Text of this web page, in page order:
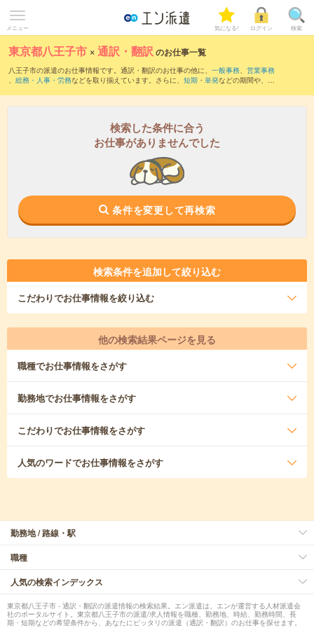
メニュー 気になる! ログイン 検索
東京都八王子市 ×通訳・翻訳のお仕事一覧
八王子市の派遣のお仕事情報です。通訳・翻訳のお仕事の他に、 一般事務、 営業事務
、 総務・人事・労務などを取り揃えています。さらに、 短期 ・ 単発などの期間や、 職
検索した条件に合う
お仕事がありませんでした
条件を変更して再検索
検索条件を追加して絞り込む
こだわりでお仕事情報を絞り込む
他の検索結果ページを見る
職種でお仕事情報をさがす
勤務地でお仕事情報をさがす
こだわりでお仕事情報をさがす
人気のワードでお仕事情報をさがす
勤務地 / 路線・駅
職種
人気の検索インデックス
東京都八王子市 - 通訳・翻訳の派遣情報の検索結果。エン派遣は、エンが運営する人材派遣会
社のポータルサイト。東京都八王子市の派遣/求人情報を職種、勤務地、時給、勤務時間、長
期・短期などの希望条件から、あなたにピッタリの派遣（通訳・翻訳）のお仕事を探せます。